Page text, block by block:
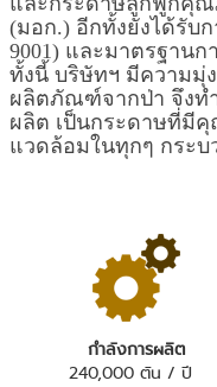
(มอก.) อีกทั้งยังได้รับ
9001) และมาตรฐานก
ทั้งนี้ บริษัทฯ มีความมุ่
ผลิตภัณฑ์จากป่า จึงท
ผลิต เป็นกระดาษที่มี
แวดล้อมในทุกๆ กระบ
กำลังการผลิต
240,000 ตัน / ปี